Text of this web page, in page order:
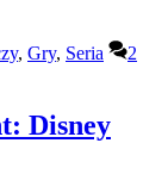
, Gry, Seria
2
Disney